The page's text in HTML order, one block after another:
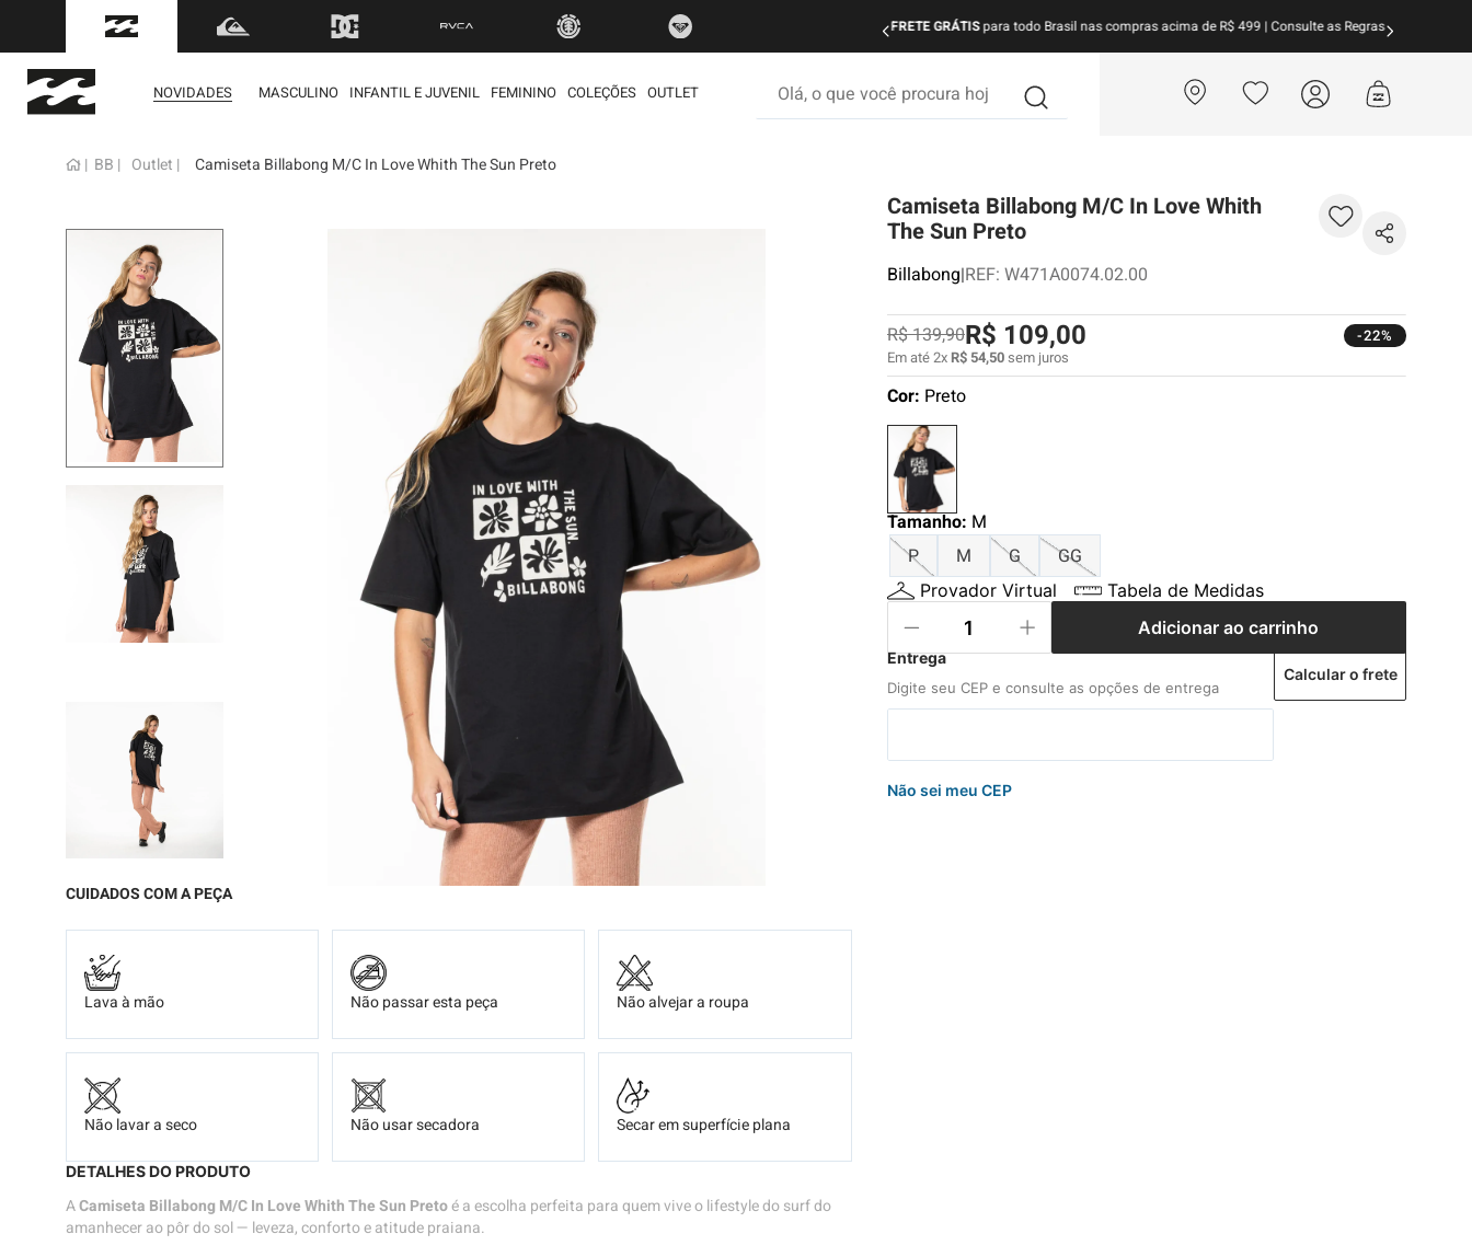
FRETE GRÁTISpara todo Brasil nas compras acima de R$ 499 | Consulte as Regras Parcele suas compras ematé 10x sem juros!Aproveite!
NOVIDADES MASCULINO INFANTIL E JUVENIL FEMININO COLEÇÕES OUTLET
BB Outlet Camiseta Billabong M/C In Love Whith The Sun Preto
CUIDADOS COM A PEÇA
Lava à mão Não passar esta peça Não alvejar a roupa
Não lavar a seco Não usar secadora Secar em superfície plana
DETALHES DO PRODUTO
ACamiseta Billabong M/C In Love Whith The Sun Pretoé a escolha perfeita para quem vive o lifestyle do surf do
amanhecer ao pôr do sol — leveza, conforto e atitude praiana.
Camiseta Billabong M/C In Love Whith
The Sun Preto
Billabong|REF: W471A0074.02.00
R$139,90R$ 109,00
Em até2xR$ 54,50sem juros
-22%
Cor: Preto
Tamanho: M
P
M G GG
Provador Virtual
Tabela de Medidas
Adicionar ao carrinho
Não sei meu CEP
Calcular o frete
termos mais buscados
boardshort
camiseta
bermuda
7º
jaqueta
8
mochila
10
chinelo